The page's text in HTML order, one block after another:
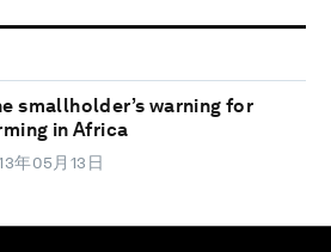
smallholder’s warning for
in Africa
年05月13日